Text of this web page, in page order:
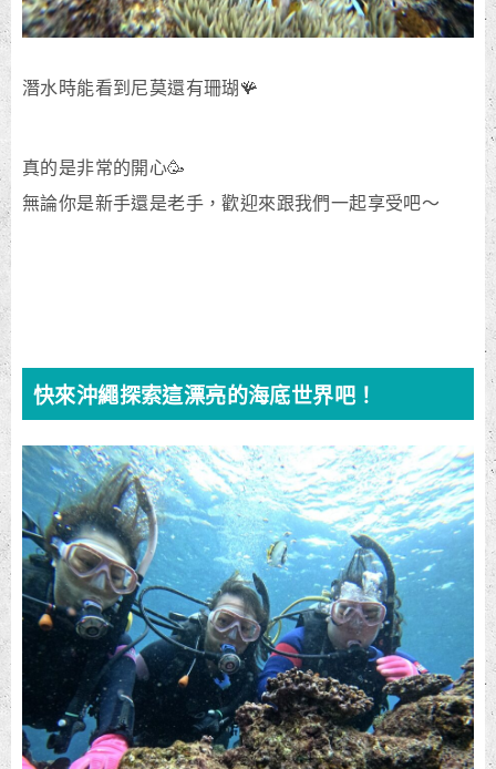
潛水時能看到尼莫還有珊瑚🪸
真的是非常的開心🥳
無論你是新手還是老手，歡迎來跟我們一起享受吧～
快來沖繩探索這漂亮的海底世界吧！